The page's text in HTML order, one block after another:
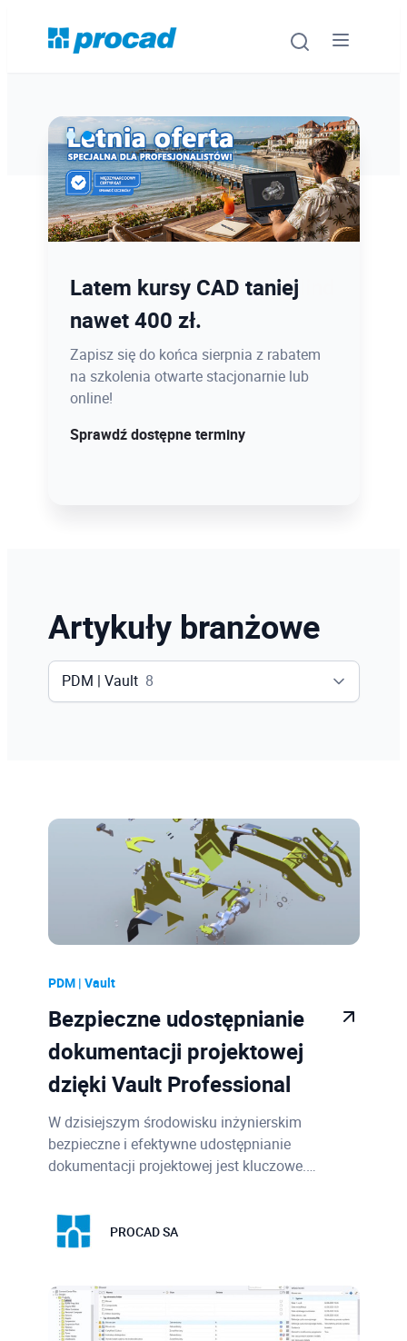
Ostatnie dni promocji Blind
Bird
12.08 o 12:08 zamykamy Blind Bird na
PROCAD EXPO 2026 - dołącz w
najlepszej cenie!
Sprawdź szczegóły!
Latem kursy CAD taniej
nawet 400 zł.
Zapisz się do końca sierpnia z rabatem
na szkolenia otwarte stacjonarnie lub
online!
Sprawdź dostępne terminy
Artykuły branżowe
PDM | Vault 8
PDM | Vault
Bezpieczne udostępnianie
dokumentacji projektowej
dzięki Vault Professional
W dzisiejszym środowisku inżynierskim
bezpieczne i efektywne udostępnianie
dokumentacji projektowej jest kluczowe.…
PROCAD SA
Sprzęt11
8
CDE | Autodesk Construction Cloud 3
Case Study
Konto Autodesk 1
3ds Max1
Moldflow
Advance Steel9
Oprogramowanie
Szkolenia
Urządzenia i serwis